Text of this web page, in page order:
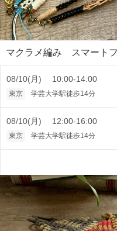
マクラメ編み スマート
08/10(月) 10:00-14:00
東京 学芸大学駅徒歩14分
08/10(月) 12:00-16:00
東京 学芸大学駅徒歩14分